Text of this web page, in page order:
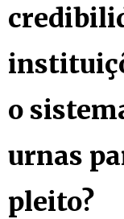
o
urnas
pleito?